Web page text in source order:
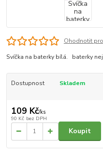
Ohodnotit
Svíčka na baterky bílá. baterky
Dostupnost Skladem
109 Kč/ks
90 Kč bez DPH
Koupit